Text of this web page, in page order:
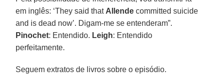
em inglês: ‘They said that Allende committed suicide
and is dead now’. Digam-me se entenderam”.
Pinochet: Entendido. Leigh: Entendido
perfeitamente.
Seguem extratos de livros sobre o episódio.